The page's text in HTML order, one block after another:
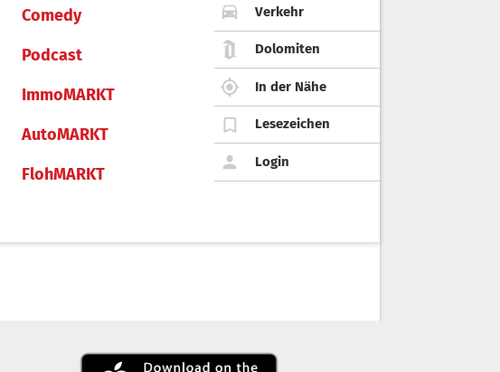
Comedy
Podcast
ImmoMARKT
AutoMARKT
FlohMARKT
Verkehr
Dolomiten
In der Nähe
Lesezeichen
Login